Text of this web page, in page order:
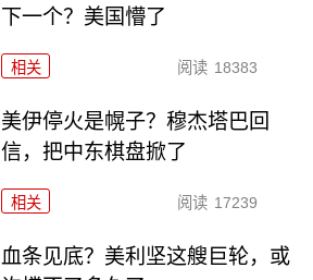
下一个？美国懵了
相关 阅读 18383
美伊停火是幌子？穆杰塔巴回
信，把中东棋盘掀了
相关 阅读 17239
血条见底？美利坚这艘巨轮，或